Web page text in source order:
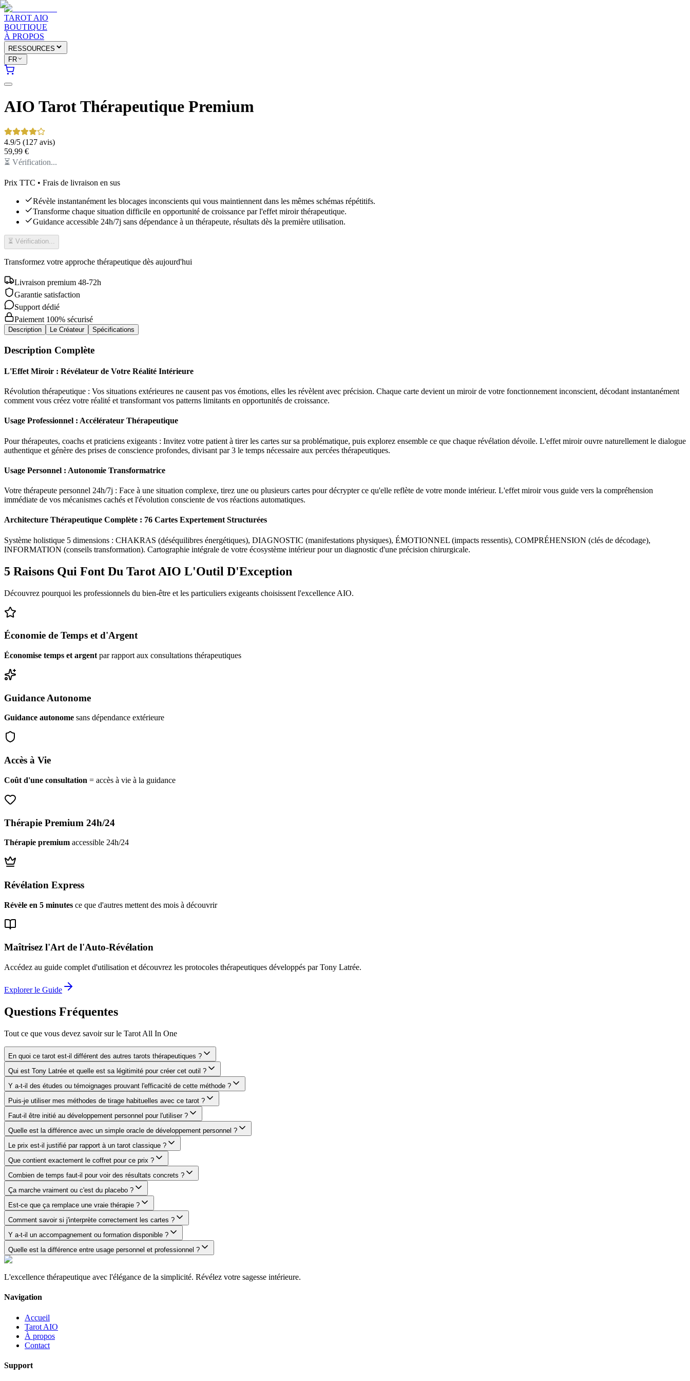
TAROT AIO
BOUTIQUE
À PROPOS
RESSOURCES
FR
AIO Tarot Thérapeutique Premium
4.9/5 (127 avis)
59,99 €
⏳ Vérification...
Prix TTC • Frais de livraison en sus
Révèle instantanément les blocages inconscients qui vous maintiennent dans les mêmes schémas répétitifs.
Transforme chaque situation difficile en opportunité de croissance par l'effet miroir thérapeutique.
Guidance accessible 24h/7j sans dépendance à un thérapeute, résultats dès la première utilisation.
⏳ Vérification...
Transformez votre approche thérapeutique dès aujourd'hui
Livraison premium 48-72h
Garantie satisfaction
Support dédié
Paiement 100% sécurisé
Description Le Créateur Spécifications
Description Complète
L'Effet Miroir : Révélateur de Votre Réalité Intérieure
Révolution thérapeutique : Vos situations extérieures ne causent pas vos émotions, elles les révèlent avec précision. Chaque carte devient un miroir de votre fonctionnement inconscient, décodant instantanément
comment vous créez votre réalité et transformant vos patterns limitants en opportunités de croissance.
Usage Professionnel : Accélérateur Thérapeutique
Pour thérapeutes, coachs et praticiens exigeants : Invitez votre patient à tirer les cartes sur sa problématique, puis explorez ensemble ce que chaque révélation dévoile. L'effet miroir ouvre naturellement le dialogue
authentique et génère des prises de conscience profondes, divisant par 3 le temps nécessaire aux percées thérapeutiques.
Usage Personnel : Autonomie Transformatrice
Votre thérapeute personnel 24h/7j : Face à une situation complexe, tirez une ou plusieurs cartes pour décrypter ce qu'elle reflète de votre monde intérieur. L'effet miroir vous guide vers la compréhension
immédiate de vos mécanismes cachés et l'évolution consciente de vos réactions automatiques.
Architecture Thérapeutique Complète : 76 Cartes Expertement Structurées
Système holistique 5 dimensions : CHAKRAS (déséquilibres énergétiques), DIAGNOSTIC (manifestations physiques), ÉMOTIONNEL (impacts ressentis), COMPRÉHENSION (clés de décodage),
INFORMATION (conseils transformation). Cartographie intégrale de votre écosystème intérieur pour un diagnostic d'une précision chirurgicale.
5 Raisons Qui Font Du Tarot AIO L'Outil D'Exception
Découvrez pourquoi les professionnels du bien-être et les particuliers exigeants choisissent l'excellence AIO.
Économie de Temps et d'Argent
Économise temps et argent par rapport aux consultations thérapeutiques
Guidance Autonome
Guidance autonome sans dépendance extérieure
Accès à Vie
Coût d'une consultation = accès à vie à la guidance
Thérapie Premium 24h/24
Thérapie premium accessible 24h/24
Révélation Express
Révèle en 5 minutes ce que d'autres mettent des mois à découvrir
Maîtrisez l'Art de l'Auto-Révélation
Accédez au guide complet d'utilisation et découvrez les protocoles thérapeutiques développés par Tony Latrée.
Explorer le Guide
Questions Fréquentes
Tout ce que vous devez savoir sur le Tarot All In One
En quoi ce tarot est-il différent des autres tarots thérapeutiques ?
Qui est Tony Latrée et quelle est sa légitimité pour créer cet outil ?
Y a-t-il des études ou témoignages prouvant l'efficacité de cette méthode ?
Puis-je utiliser mes méthodes de tirage habituelles avec ce tarot ?
Faut-il être initié au développement personnel pour l'utiliser ?
Quelle est la différence avec un simple oracle de développement personnel ?
Le prix est-il justifié par rapport à un tarot classique ?
Que contient exactement le coffret pour ce prix ?
Combien de temps faut-il pour voir des résultats concrets ?
Ça marche vraiment ou c'est du placebo ?
Est-ce que ça remplace une vraie thérapie ?
Comment savoir si j'interprète correctement les cartes ?
Y a-t-il un accompagnement ou formation disponible ?
Quelle est la différence entre usage personnel et professionnel ?
L'excellence thérapeutique avec l'élégance de la simplicité. Révélez votre sagesse intérieure.
Navigation
Accueil
Tarot AIO
À propos
Contact
Support